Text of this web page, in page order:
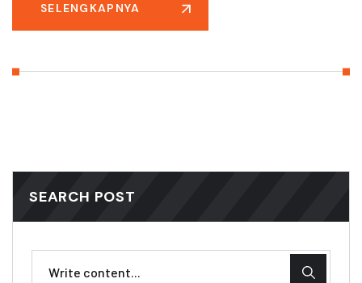
SELENGKAPNYA
SEARCH POST